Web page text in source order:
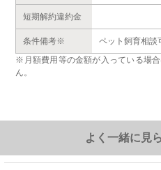
短期解約違約金
条件備考※
ペット飼育相談
※月額費用等の金額が入っている場
ん。
よく一緒に見